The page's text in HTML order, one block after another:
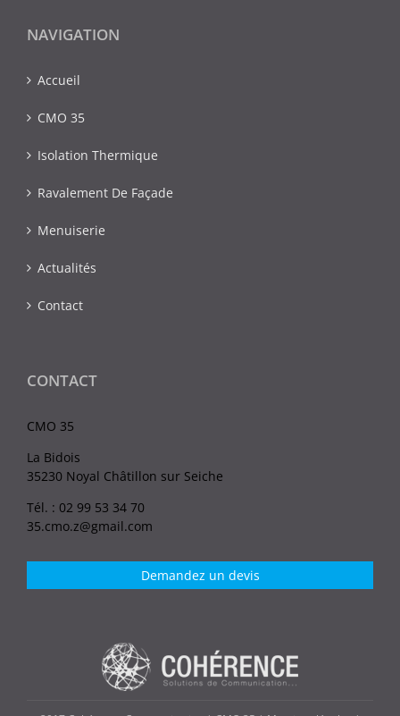
NAVIGATION
Accueil
CMO 35
Isolation Thermique
Ravalement De Façade
Menuiserie
Actualités
Contact
CONTACT
CMO 35
La Bidois
35230 Noyal Châtillon sur Seiche
Tél. : 02 99 53 34 70
35.cmo.z@gmail.com
Demandez un devis